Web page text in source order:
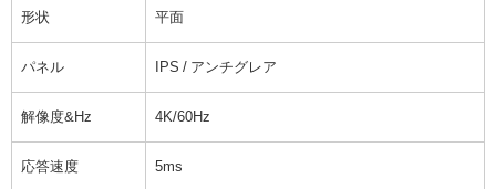
形状 平面
パネル IPS / アンチグレア
解像度&Hz 4K/60Hz
応答速度 5ms